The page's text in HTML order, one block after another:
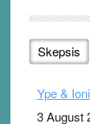
Skepsis
Ype &
3 August